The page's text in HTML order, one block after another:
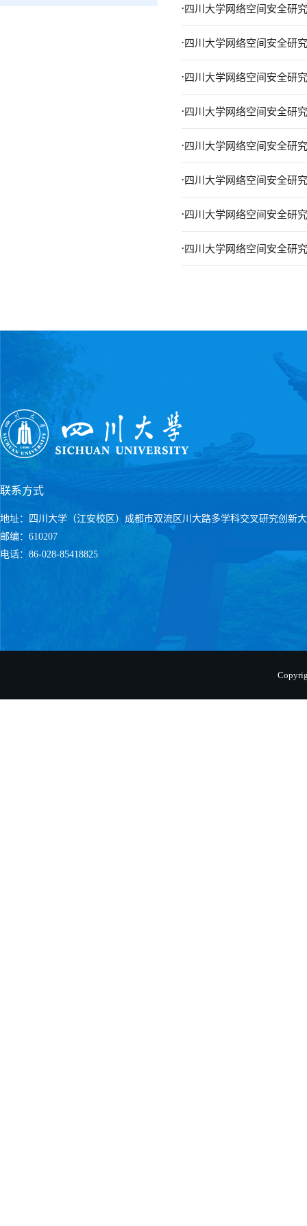
. 四川大学网络空间安全研
. 四川大学网络空间安全研
. 四川大学网络空间安全研
. 四川大学网络空间安全研
. 四川大学网络空间安全研
. 四川大学网络空间安全研
. 四川大学网络空间安全研
. 四川大学网络空间安全研
联系方式
地址：四川大学（江安校区）成都市双流区川大路多学科交叉研究创新
邮编：610207
电话：86-028-85418825